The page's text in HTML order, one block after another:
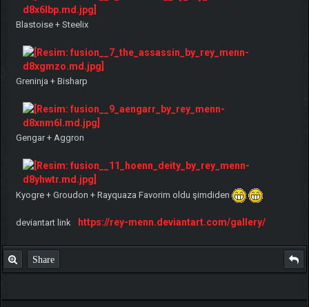
Blastoise + Steelix
Greninja + Bisharp
Gengar + Aggron
Kyogre + Groudon + Rayquaza Favorim oldu şimdiden
deviantart link https://rey-menn.deviantart.com/gallery/
Share